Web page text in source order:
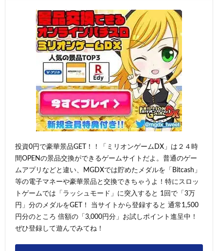
投資0円で豪華景品GET！！「ミリオンゲームDX」は２４時
間OPENの景品交換ができるゲームサイトだよ。普通のゲー
ムアプリなどと違い、MGDXでは貯めたメダルを「Bitcash」
等の電子マネーや豪華景品と交換できちゃうよ！特にスロッ
トゲームでは「ラッシュモード」に突入すると 1回で「3万
円」分のメダルをGET！ 当サイトから登録すると 通常1,500
円分のところ 倍額の「3,000円分」お試しポイント進呈中！
ぜひ登録して遊んでみてね！